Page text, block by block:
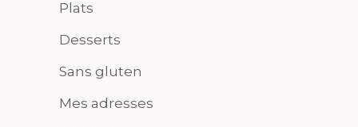
Plats
Desserts
Sans gluten
Mes adresses